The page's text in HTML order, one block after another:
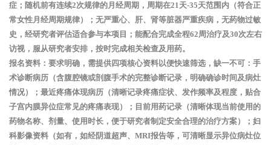
症；随机前有连续2次规律的月经周期，周期在21天-35天范围内（符合正
常女性月经周期规律）；无严重心、肝、肾等脏器严重疾病，无药物过敏
史，经研究者评估适合参与本项目；能配合完成全程62周治疗及30次左右
访视，服从研究者安排，按时完成相关检查及用药。
报名资料 ：要求明确，需提供四项核心资料以便快速筛选，缺一不可：手
术诊断病历（含腹腔镜或剖腹手术的完整诊断记录，明确确诊时间及病灶
情况）；最近疼痛体现病历（清晰记录疼痛症状、发作频率及程度，贴合
子宫内膜异位症常见的疼痛表现）；目前用药记录（清晰体现当前使用的
药物名称、剂量、使用时长，便于研究者制定安全合理的治疗方案）；妇
科影像资料（如有，如经阴道超声、MRI报告等，可清晰显示异位病灶位